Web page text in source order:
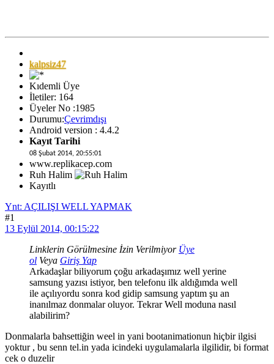
kalpsiz47
Kıdemli Üye
İletiler: 164
Üyeler No :1985
Durumu:Çevrimdışı
Android version : 4.4.2
Kayıt Tarihi
08 Şubat 2014, 20:55:01
www.replikacep.com
Ruh Halim
Kayıtlı
Ynt: AÇILIŞI WELL YAPMAK
#1
13 Eylül 2014, 00:15:22
Linklerin Görülmesine İzin Verilmiyor Üye
ol Veya Giriş Yap
Arkadaşlar biliyorum çoğu arkadaşımız well yerine
samsung yazısı istiyor, ben telefonu ilk aldığımda well
ile açılıyordu sonra kod gidip samsung yaptım şu an
inanılmaz donmalar oluyor. Tekrar Well moduna nasıl
alabilirim?
Donmalarla bahsettiğin weel in yani bootanimationun hiçbir ilgisi
yoktur , bu senn tel.in yada icindeki uygulamalarla ilgilidir, bi format
cek o duzelir